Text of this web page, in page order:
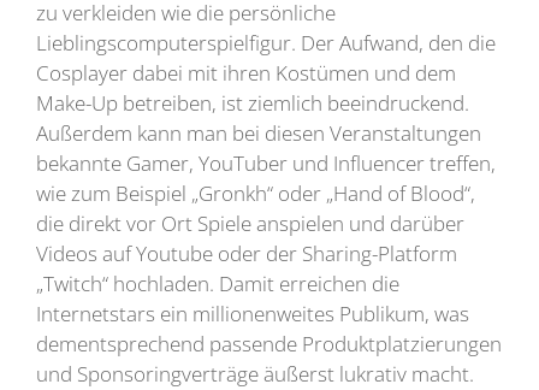
zu verkleiden wie die persönliche
Lieblingscomputerspielfigur. Der Aufwand, den die
Cosplayer dabei mit ihren Kostümen und dem
Make-Up betreiben, ist ziemlich beeindruckend.
Außerdem kann man bei diesen Veranstaltungen
bekannte Gamer, YouTuber und Influencer treffen,
wie zum Beispiel „Gronkh“ oder „Hand of Blood“,
die direkt vor Ort Spiele anspielen und darüber
Videos auf Youtube oder der Sharing-Platform
„Twitch“ hochladen. Damit erreichen die
Internetstars ein millionenweites Publikum, was
dementsprechend passende Produktplatzierungen
und Sponsoringverträge äußerst lukrativ macht.